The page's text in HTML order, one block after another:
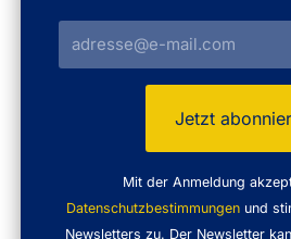
Mit der Anmeldung
Datenschutzbestimmungenund
Newsletters zu. Der Newsletter